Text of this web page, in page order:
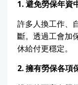
1.避免勞保年資
許多人換工作、
斷。透過工會加
休給付更穩定。
2.擁有勞保各項